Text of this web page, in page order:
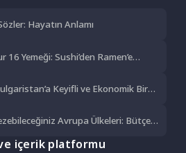
Hayatın Anlamı
16 Yemeği: Sushi’den Ramen’e
Keyifli ve Ekonomik Bir
Avrupa Ülkeleri: Bütçe
içerik platformu